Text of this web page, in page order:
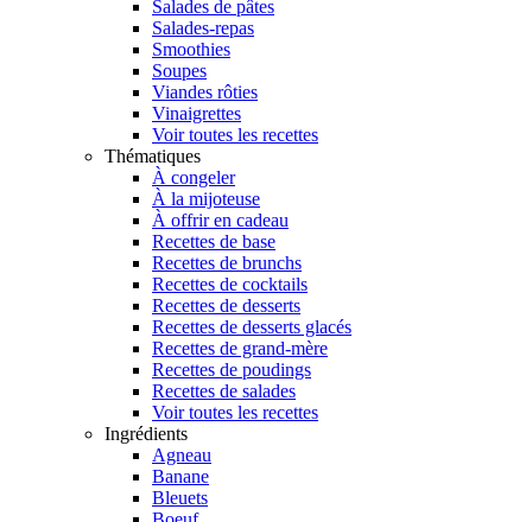
Salades de pâtes
Salades-repas
Smoothies
Soupes
Viandes rôties
Vinaigrettes
Voir toutes les recettes
Thématiques
À congeler
À la mijoteuse
À offrir en cadeau
Recettes de base
Recettes de brunchs
Recettes de cocktails
Recettes de desserts
Recettes de desserts glacés
Recettes de grand-mère
Recettes de poudings
Recettes de salades
Voir toutes les recettes
Ingrédients
Agneau
Banane
Bleuets